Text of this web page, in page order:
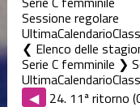
Sessione regolare
UltimaCalendario
Elenco delle
Serie C femminile ❯
UltimaCalendario
◀ 24. 11ª ritorno